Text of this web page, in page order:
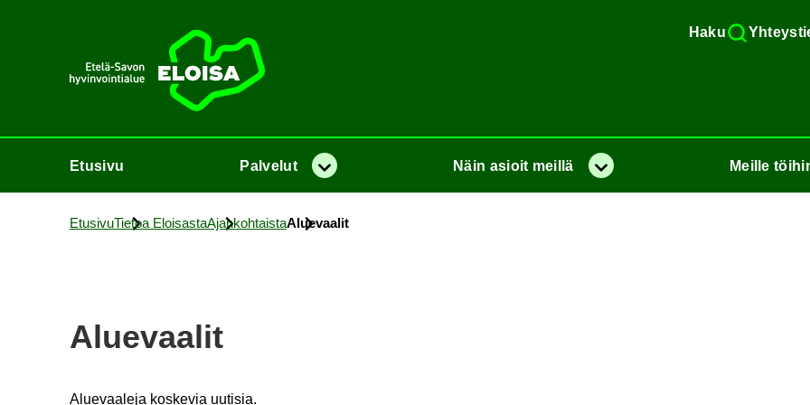
Haku
Etusi­vu
Etusi­vu Pal­ve­lut Va­lik­ko Näin asioit meil­lä Va­lik­ko Meil­le
Etusi­vuTie­toa Eloi­sas­taAjan­koh­tais­taAlue­vaa­lit
Alue­vaa­lit
Alue­vaa­le­ja kos­ke­via uu­ti­sia.